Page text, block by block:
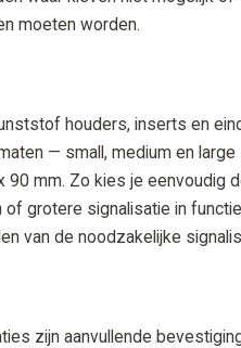
moeten worden.
houders, inserts en
— small, medium en
mm. Zo kies je eenvoudig
grotere signalisatie in
van de noodzakelijke
zijn aanvullende